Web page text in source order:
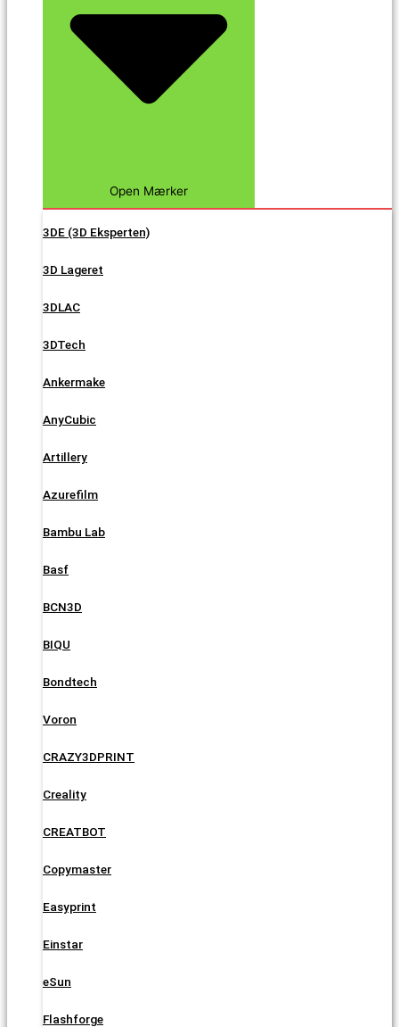
Open Mærker
3DE (3D Eksperten)
3D Lageret
3DLAC
3DTech
Ankermake
AnyCubic
Artillery
Azurefilm
Bambu Lab
Basf
BCN3D
BIQU
Bondtech
Voron
CRAZY3DPRINT
Creality
CREATBOT
Copymaster
Easyprint
Einstar
eSun
Flashforge